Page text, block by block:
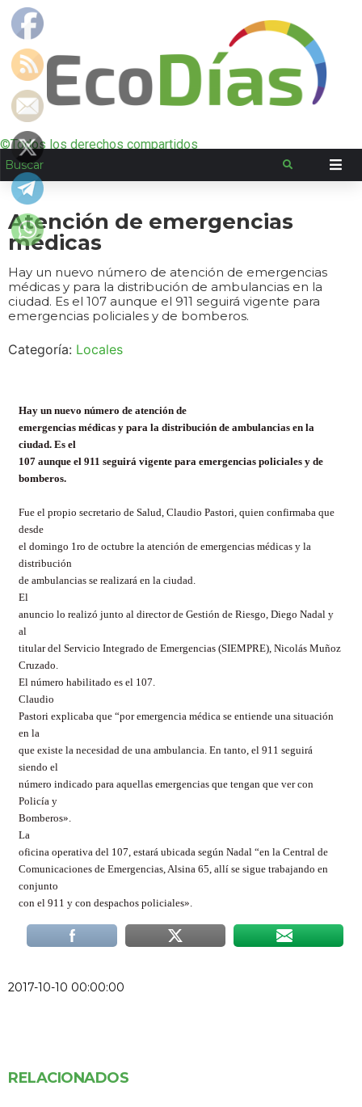
©Todos los derechos compartidos
Atención de emergencias
médicas
Hay un nuevo número de atención de emergencias
médicas y para la distribución de ambulancias en la
ciudad. Es el 107 aunque el 911 seguirá vigente para
emergencias policiales y de bomberos.
Categoría: Locales
Hay un nuevo número de atención de
emergencias médicas y para la distribución de ambulancias en la
ciudad. Es el
107 aunque el 911 seguirá vigente para emergencias policiales y de
bomberos.
Fue el propio secretario de Salud, Claudio Pastori, quien confirmaba que
desde
el domingo 1ro de octubre la atención de emergencias médicas y la
distribución
de ambulancias se realizará en la ciudad.
El
anuncio lo realizó junto al director de Gestión de Riesgo, Diego Nadal y
al
titular del Servicio Integrado de Emergencias (SIEMPRE), Nicolás Muñoz
Cruzado.
El número habilitado es el 107.
Claudio
Pastori explicaba que “por emergencia médica se entiende una situación
en la
que existe la necesidad de una ambulancia. En tanto, el 911 seguirá
siendo el
número indicado para aquellas emergencias que tengan que ver con
Policía y
Bomberos».
La
oficina operativa del 107, estará ubicada según Nadal “en la Central de
Comunicaciones de Emergencias, Alsina 65, allí se sigue trabajando en
conjunto
con el 911 y con despachos policiales».
2017-10-10 00:00:00
RELACIONADOS